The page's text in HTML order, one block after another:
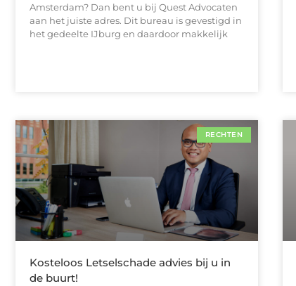
Amsterdam? Dan bent u bij Quest Advocaten
aan het juiste adres. Dit bureau is gevestigd in
het gedeelte IJburg en daardoor makkelijk
RECHTEN
Kosteloos Letselschade advies bij u in
de buurt!